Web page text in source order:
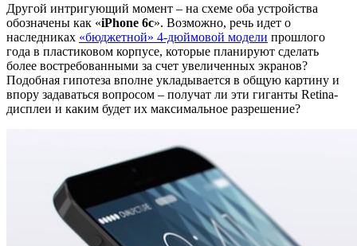
Другой интригующий момент – на схеме оба устройства
обозначены как «iPhone 6c». Возможно, речь идет о
наследниках «бюджетной» 4-дюймовой модели прошлого
года в пластиковом корпусе, которые планируют сделать
более востребованными за счет увеличенных экранов?
Подобная гипотеза вполне укладывается в общую картину и
впору задаваться вопросом – получат ли эти гиганты Retina-
дисплеи и каким будет их максимальное разрешение?